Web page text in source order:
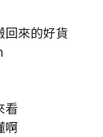
回來的好貨
看
啊